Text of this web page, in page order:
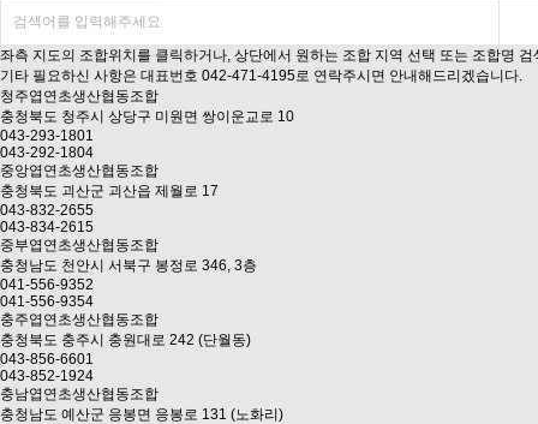
좌측 지도의 조합위치를 클릭하거나, 상단에서 원하는 조합 지역 선택 또는 조합명
기타 필요하신 사항은 대표번호 042-471-4195로 연락주시면 안내해드리겠습니다.
청주엽연초생산협동조합
충청북도 청주시 상당구 미원면 쌍이운교로 10
043-293-1801
043-292-1804
중앙엽연초생산협동조합
충청북도 괴산군 괴산읍 제월로 17
043-832-2655
043-834-2615
중부엽연초생산협동조합
충청남도 천안시 서북구 봉정로 346, 3층
041-556-9352
041-556-9354
충주엽연초생산협동조합
충청북도 충주시 충원대로 242 (단월동)
043-856-6601
043-852-1924
충남엽연초생산협동조합
충청남도 예산군 응봉면 응봉로 131 (노화리)